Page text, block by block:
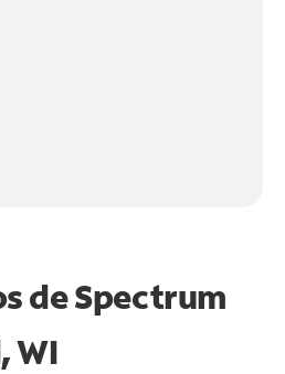
de Spectrum
WI